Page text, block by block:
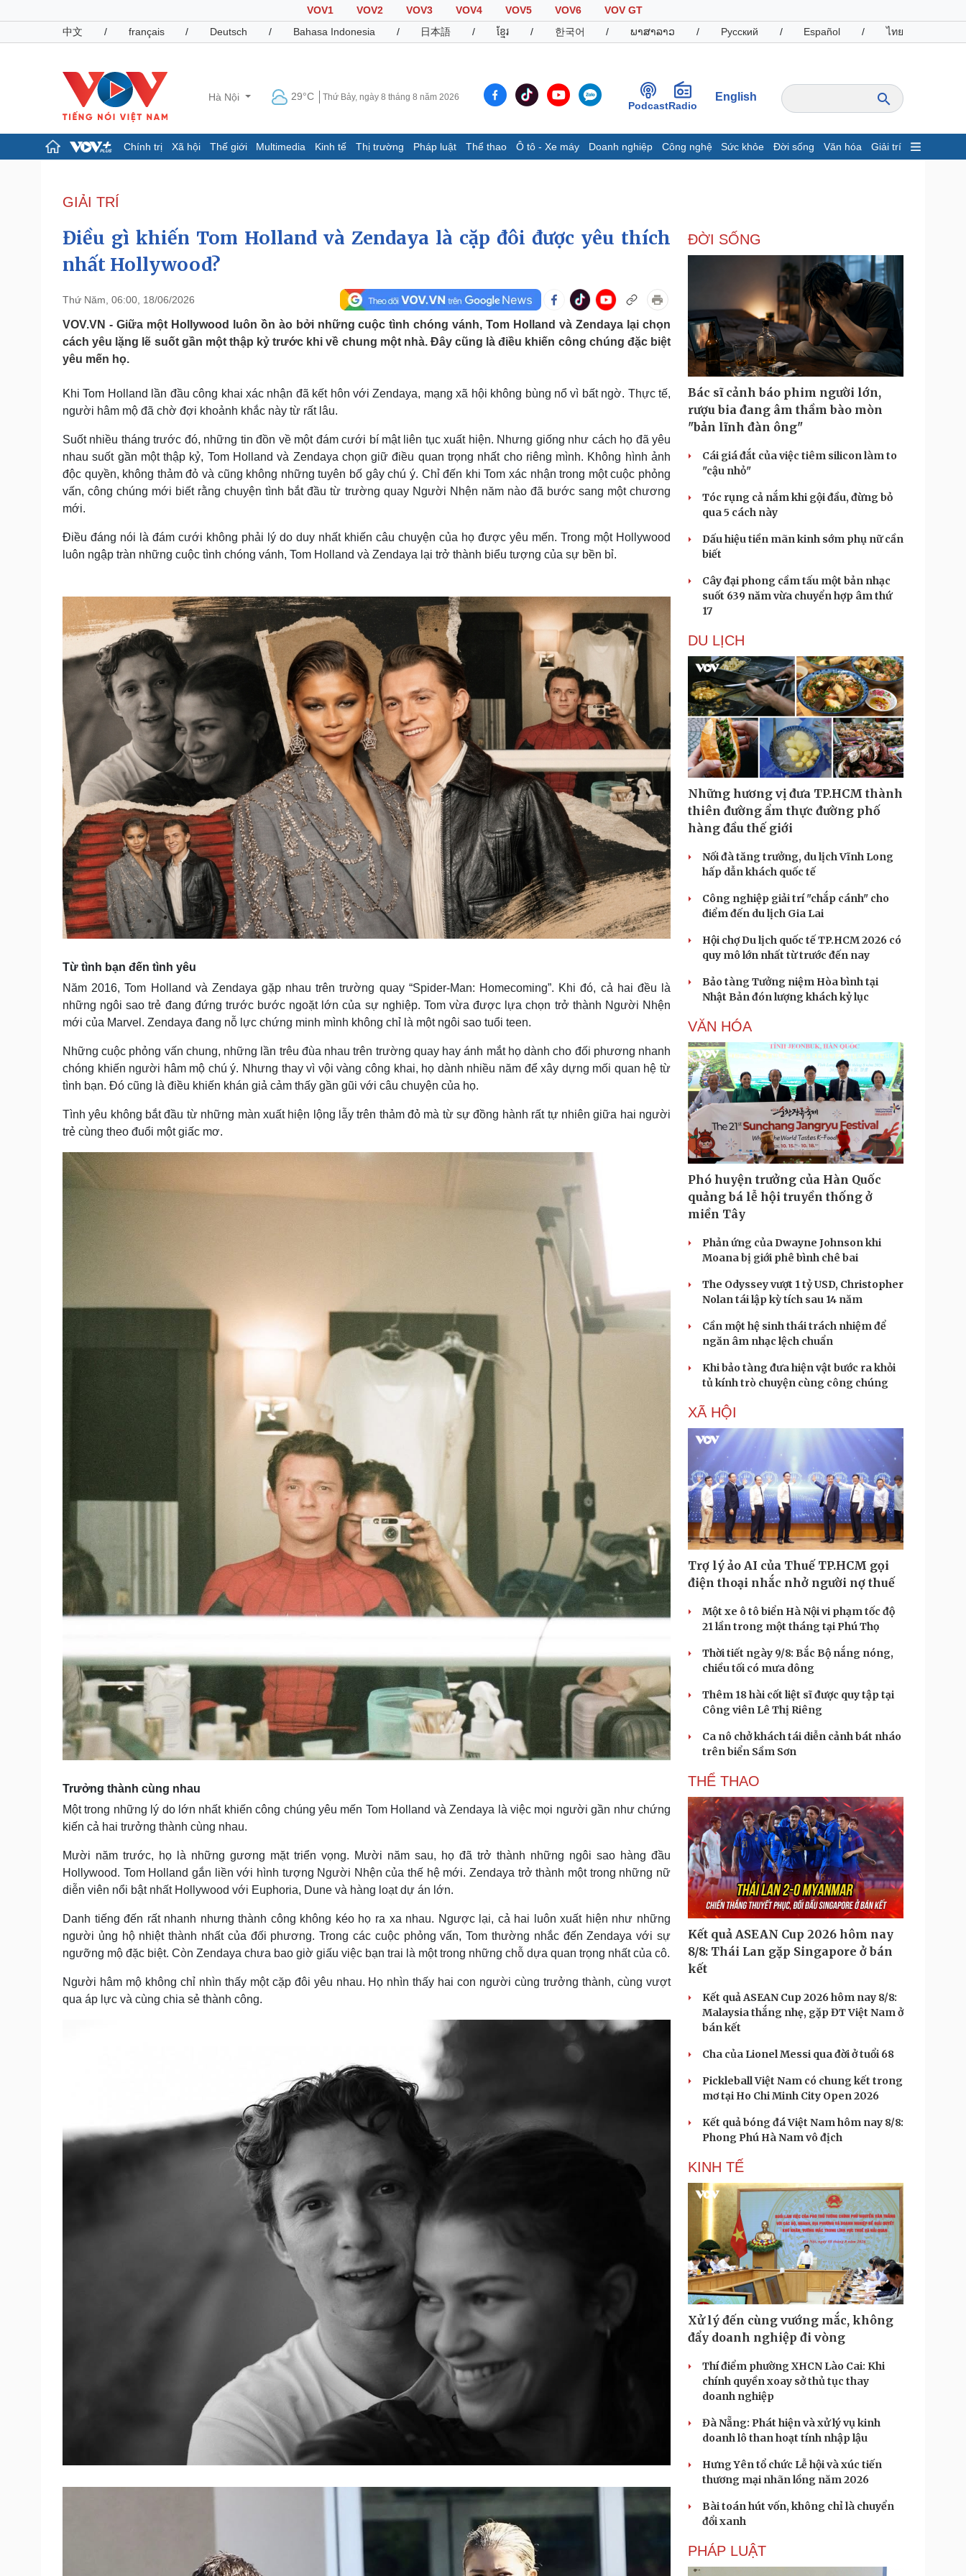
VOV1 VOV2 VOV3 VOV4 VOV5 VOV6
VOV GT
中文
/ français / Deutsch / Bahasa Indonesia / 日本語 / ខ្មែរ / 한국어 / ພາສາລາວ / Русский / Español / ไทย
Hà Nội 29°C Thứ Bảy, ngày 8 tháng 8 năm 2026
PodcastRadio
English
Chính trị Xã hội Thế giới Multimedia Kinh tế Thị trường Pháp luật Thể thao Ô tô - Xe máy Doanh nghiệp Công nghệ Sức khỏe Đời sống Văn hóa Giải trí
Đảng
Tổ chức nhân sự
Quốc hội
Nhận diện sự thật
Dấu ấn VOV
Việc làm
Biển đảo
Infographic
Giá cà phê
Pháp luật
Tin nóng
Tư vấn luật
Việt Nam
Phân tích
Thể thao
Lịch thi đấu bóng đá
Thế giới thể thao
Ô tô - Xe máy
Xe máy
Tư vấn
Doanh nghiệp
Thông tin doanh nghiệp
Doanh nghiệp 24h
Doanh nhân
Vì cộng đồng
Công nghệ
Sành điệu
Tin Công nghệ
Trải nghiệm
Chuyển đổi số
Sức khỏe
Dinh dưỡng - món ngon
Cây thuốc
Sản phụ khoa
Nhi khoa
Nam khoa
Làm đẹp - giảm cân
Phòng mạch online
Đời sống
Blog
Tình yêu - Gia đình
Văn hóa
Văn học
Di sản
Giải trí
Thời trang
Sao Việt
Du lịch
Săn Tour
check-in
Podcast
Đọc truyện đêm khuya
Cửa sổ tình yêu
Kể chuyện cho bé
Cải chính
GIẢI TRÍ
Điều gì khiến Tom Holland và Zendaya là cặp đôi được yêu thích
nhất Hollywood?
Thứ Năm, 06:00, 18/06/2026
VOV.VN - Giữa một Hollywood luôn ồn ào bởi những cuộc tình chóng vánh, Tom Holland và Zendaya lại chọn
cách yêu lặng lẽ suốt gần một thập kỷ trước khi về chung một nhà. Đây cũng là điều khiến công chúng đặc biệt
yêu mến họ.
Khi Tom Holland lần đầu công khai xác nhận đã kết hôn với Zendaya, mạng xã hội không bùng nổ vì bất ngờ. Thực tế,
người hâm mộ đã chờ đợi khoảnh khắc này từ rất lâu.
Suốt nhiều tháng trước đó, những tin đồn về một đám cưới bí mật liên tục xuất hiện. Nhưng giống như cách họ đã yêu
nhau suốt gần một thập kỷ, Tom Holland và Zendaya chọn giữ điều quan trọng nhất cho riêng mình. Không hình ảnh
độc quyền, không thảm đỏ và cũng không những tuyên bố gây chú ý. Chỉ đến khi Tom xác nhận trong một cuộc phỏng
vấn, công chúng mới biết rằng chuyện tình bắt đầu từ trường quay Người Nhện năm nào đã bước sang một chương
mới.
Điều đáng nói là đám cưới không phải lý do duy nhất khiến câu chuyện của họ được yêu mến. Trong một Hollywood
luôn ngập tràn những cuộc tình chóng vánh, Tom Holland và Zendaya lại trở thành biểu tượng của sự bền bỉ.
Từ tình bạn đến tình yêu
Năm 2016, Tom Holland và Zendaya gặp nhau trên trường quay “Spider-Man: Homecoming”. Khi đó, cả hai đều là
những ngôi sao trẻ đang đứng trước bước ngoặt lớn của sự nghiệp. Tom vừa được lựa chọn trở thành Người Nhện
mới của Marvel. Zendaya đang nỗ lực chứng minh mình không chỉ là một ngôi sao tuổi teen.
Những cuộc phỏng vấn chung, những lần trêu đùa nhau trên trường quay hay ánh mắt họ dành cho đối phương nhanh
chóng khiến người hâm mộ chú ý. Nhưng thay vì vội vàng công khai, họ dành nhiều năm để xây dựng mối quan hệ từ
tình bạn. Đó cũng là điều khiến khán giả cảm thấy gần gũi với câu chuyện của họ.
Tình yêu không bắt đầu từ những màn xuất hiện lộng lẫy trên thảm đỏ mà từ sự đồng hành rất tự nhiên giữa hai người
trẻ cùng theo đuổi một giấc mơ.
Trưởng thành cùng nhau
Một trong những lý do lớn nhất khiến công chúng yêu mến Tom Holland và Zendaya là việc mọi người gần như chứng
kiến cả hai trưởng thành cùng nhau.
Mười năm trước, họ là những gương mặt triển vọng. Mười năm sau, họ đã trở thành những ngôi sao hàng đầu
Hollywood. Tom Holland gắn liền với hình tượng Người Nhện của thế hệ mới. Zendaya trở thành một trong những nữ
diễn viên nổi bật nhất Hollywood với Euphoria, Dune và hàng loạt dự án lớn.
Danh tiếng đến rất nhanh nhưng thành công không kéo họ ra xa nhau. Ngược lại, cả hai luôn xuất hiện như những
người ủng hộ nhiệt thành nhất của đối phương. Trong các cuộc phỏng vấn, Tom thường nhắc đến Zendaya với sự
ngưỡng mộ đặc biệt. Còn Zendaya chưa bao giờ giấu việc bạn trai là một trong những chỗ dựa quan trọng nhất của cô.
Người hâm mộ không chỉ nhìn thấy một cặp đôi yêu nhau. Họ nhìn thấy hai con người cùng trưởng thành, cùng vượt
qua áp lực và cùng chia sẻ thành công.
ĐỜI SỐNG
Bác sĩ cảnh báo phim người lớn,
rượu bia đang âm thầm bào mòn
"bản lĩnh đàn ông"
Cái giá đắt của việc tiêm silicon làm to
"cậu nhỏ"
Tóc rụng cả nắm khi gội đầu, đừng bỏ
qua 5 cách này
Dấu hiệu tiền mãn kinh sớm phụ nữ cần
biết
Cây đại phong cầm tấu một bản nhạc
suốt 639 năm vừa chuyển hợp âm thứ
17
DU LỊCH
Những hương vị đưa TP.HCM thành
thiên đường ẩm thực đường phố
hàng đầu thế giới
Nối đà tăng trưởng, du lịch Vĩnh Long
hấp dẫn khách quốc tế
Công nghiệp giải trí "chắp cánh" cho
điểm đến du lịch Gia Lai
Hội chợ Du lịch quốc tế TP.HCM 2026 có
quy mô lớn nhất từ trước đến nay
Bảo tàng Tưởng niệm Hòa bình tại
Nhật Bản đón lượng khách kỷ lục
VĂN HÓA
Phó huyện trưởng của Hàn Quốc
quảng bá lễ hội truyền thống ở
miền Tây
Phản ứng của Dwayne Johnson khi
Moana bị giới phê bình chê bai
The Odyssey vượt 1 tỷ USD, Christopher
Nolan tái lập kỳ tích sau 14 năm
Cần một hệ sinh thái trách nhiệm để
ngăn âm nhạc lệch chuẩn
Khi bảo tàng đưa hiện vật bước ra khỏi
tủ kính trò chuyện cùng công chúng
XÃ HỘI
Trợ lý ảo AI của Thuế TP.HCM gọi
điện thoại nhắc nhở người nợ thuế
Một xe ô tô biển Hà Nội vi phạm tốc độ
21 lần trong một tháng tại Phú Thọ
Thời tiết ngày 9/8: Bắc Bộ nắng nóng,
chiều tối có mưa dông
Thêm 18 hài cốt liệt sĩ được quy tập tại
Công viên Lê Thị Riêng
Ca nô chở khách tái diễn cảnh bát nháo
trên biển Sầm Sơn
THỂ THAO
Kết quả ASEAN Cup 2026 hôm nay
8/8: Thái Lan gặp Singapore ở bán
kết
Kết quả ASEAN Cup 2026 hôm nay 8/8:
Malaysia thắng nhẹ, gặp ĐT Việt Nam ở
bán kết
Cha của Lionel Messi qua đời ở tuổi 68
Pickleball Việt Nam có chung kết trong
mơ tại Ho Chi Minh City Open 2026
Kết quả bóng đá Việt Nam hôm nay 8/8:
Phong Phú Hà Nam vô địch
KINH TẾ
Xử lý đến cùng vướng mắc, không
đẩy doanh nghiệp đi vòng
Thí điểm phường XHCN Lào Cai: Khi
chính quyền xoay sở thủ tục thay
doanh nghiệp
Đà Nẵng: Phát hiện và xử lý vụ kinh
doanh lô than hoạt tính nhập lậu
Hưng Yên tổ chức Lễ hội và xúc tiến
thương mại nhãn lồng năm 2026
Bài toán hút vốn, không chỉ là chuyển
đổi xanh
PHÁP LUẬT